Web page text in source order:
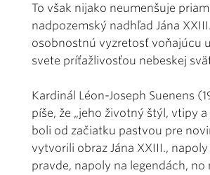
To však nijako neumenšuje priam
nadpozemský nadhľad Jána
osobnostnú vyzretosť voňajúcu
svete príťažlivosťou nebeskej
Kardinál Léon-Joseph Suenens
píše, že „jeho životný štýl, vtipy
boli od začiatku pastvou pre
vytvorili obraz Jána XXIII.,
pravde, napoly na legendách, no